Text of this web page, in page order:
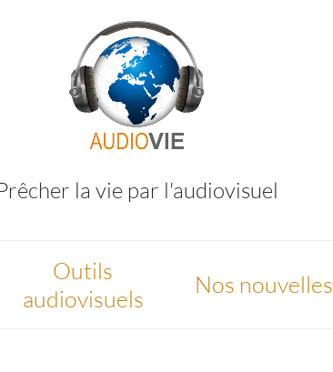
la vie par l'audiovisuel
Outils
audiovisuels
Nos nouvelles